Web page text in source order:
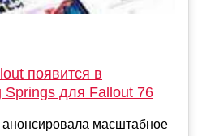
появится в
Springs для Fallout 76
масштабное